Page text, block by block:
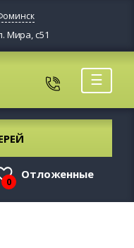
Мира, с51
☰
0
Отложенные